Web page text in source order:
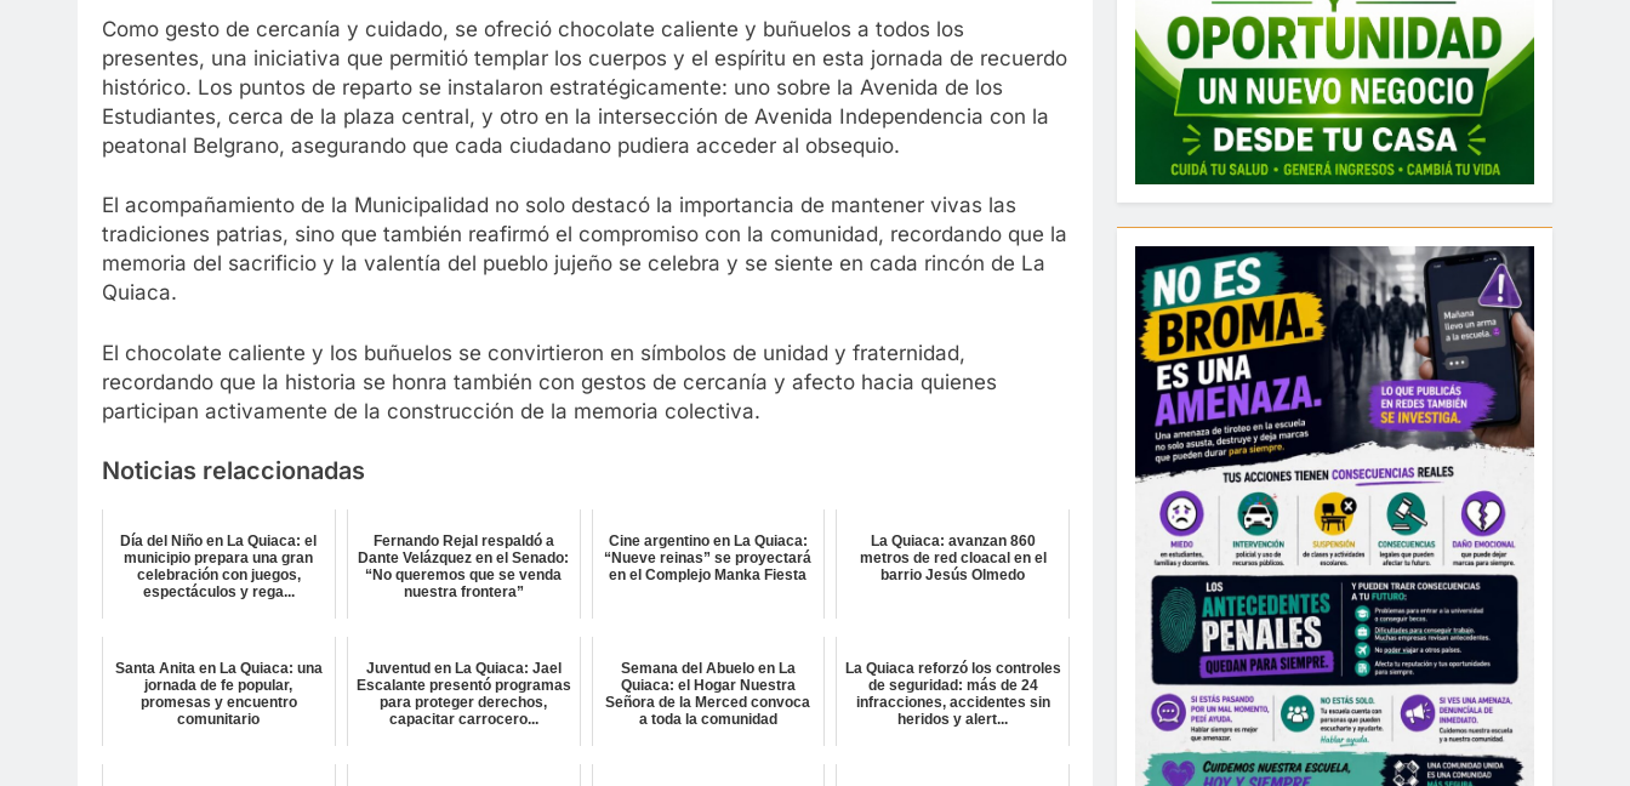
Como gesto de cercanía y cuidado, se ofreció chocolate caliente y buñuelos a todos los
presentes, una iniciativa que permitió templar los cuerpos y el espíritu en esta jornada de recuerdo
histórico. Los puntos de reparto se instalaron estratégicamente: uno sobre la Avenida de los
Estudiantes, cerca de la plaza central, y otro en la intersección de Avenida Independencia con la
peatonal Belgrano, asegurando que cada ciudadano pudiera acceder al obsequio.
El acompañamiento de la Municipalidad no solo destacó la importancia de mantener vivas las
tradiciones patrias, sino que también reafirmó el compromiso con la comunidad, recordando que la
memoria del sacrificio y la valentía del pueblo jujeño se celebra y se siente en cada rincón de La
Quiaca.
El chocolate caliente y los buñuelos se convirtieron en símbolos de unidad y fraternidad,
recordando que la historia se honra también con gestos de cercanía y afecto hacia quienes
participan activamente de la construcción de la memoria colectiva.
Noticias relaccionadas
Día del Niño en La Quiaca: el
municipio prepara una gran
celebración con juegos,
espectáculos y rega...
Fernando Rejal respaldó a
Dante Velázquez en el Senado:
“No queremos que se venda
nuestra frontera”
Cine argentino en La Quiaca:
“Nueve reinas” se proyectará
en el Complejo Manka Fiesta
La Quiaca: avanzan 860
metros de red cloacal en el
barrio Jesús Olmedo
Santa Anita en La Quiaca: una
jornada de fe popular,
promesas y encuentro
comunitario
Juventud en La Quiaca: Jael
Escalante presentó programas
para proteger derechos,
capacitar carrocero...
Semana del Abuelo en La
Quiaca: el Hogar Nuestra
Señora de la Merced convoca
a toda la comunidad
La Quiaca reforzó los controles
de seguridad: más de 24
infracciones, accidentes sin
heridos y alert...